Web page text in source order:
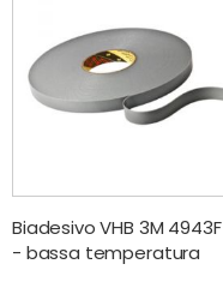
Biadesivo VHB 3M 4943F
- bassa temperatura